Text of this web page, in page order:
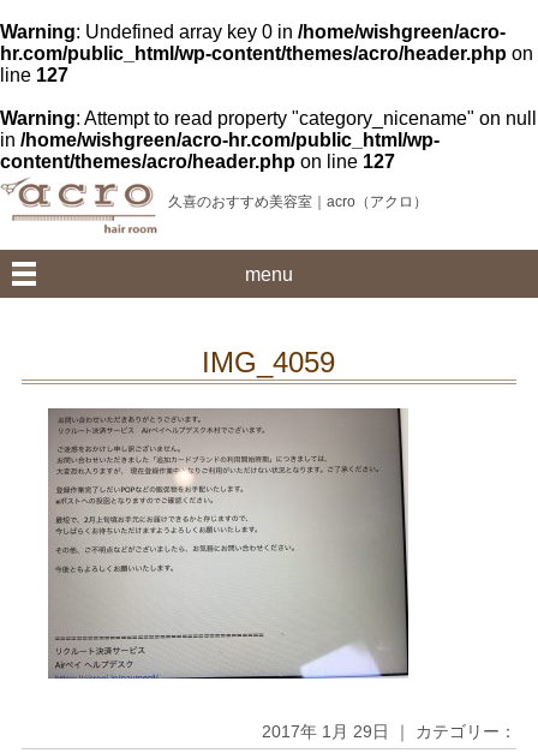
Warning: Undefined array key 0 in /home/wishgreen/acro-
hr.com/public_html/wp-content/themes/acro/header.php on
line 127
Warning: Attempt to read property "category_nicename" on null
in /home/wishgreen/acro-hr.com/public_html/wp-
content/themes/acro/header.php on line 127
久喜のおすすめ美容室｜acro（アクロ）
menu
IMG_4059
2017年 1月 29日 ｜ カテゴリー：